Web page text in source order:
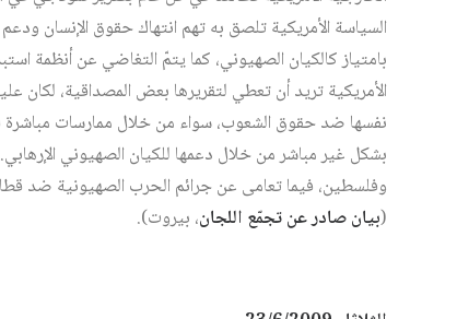
السياسة الأمريكية تلصق به تهم انتهاك حقوق الإنسان
بامتياز كالكيان الصهيوني، كما يتمّ التغاضي عن أنظمة
الأمريكية تريد أن تعطي لتقريرها بعض المصداقية، لكان
نفسها ضد حقوق الشعوب، سواء من خلال ممارسات مباشرة
بشكل غير مباشر من خلال دعمها للكيان الصهيوني
(بيان صادر عن تجمّع اللجان، بيروت).